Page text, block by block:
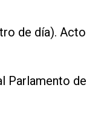
de día). Acto
Parlamento de